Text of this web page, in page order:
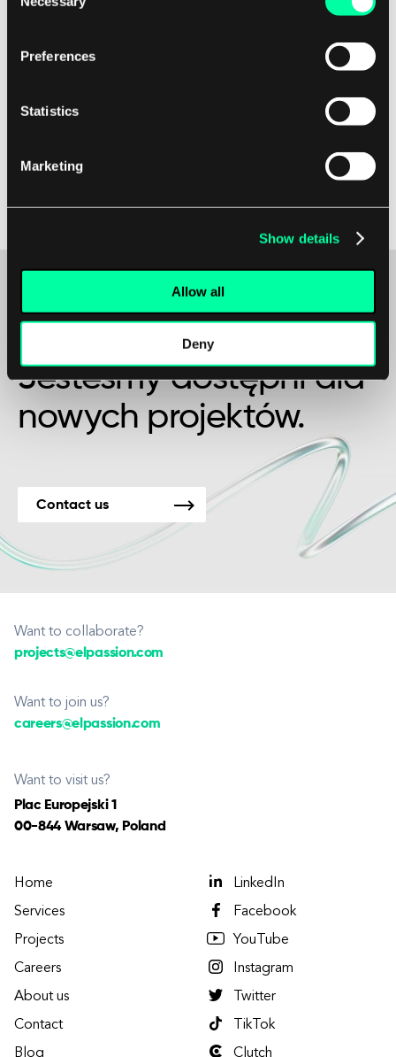
Selection
Preferences
Statistics
Marketing
Show details
Allow all
Deny
innowacji, sprzyjając miłości do nauki i poczuciu
Niezależnie od tego, czy jesteś studentem,
biblioteka jest cennym zasobem, który może
Jesteśmy dostępni dla
nowych projektów.
Contact us
Want to collaborate?
projects@elpassion.com
Want to join us?
careers@elpassion.com
Want to visit us?
Plac Europejski 1
00-844 Warsaw, Poland
Home
Services
Projects
Careers
About us
Contact
Blog
LinkedIn
Facebook
YouTube
Instagram
Twitter
TikTok
Clutch